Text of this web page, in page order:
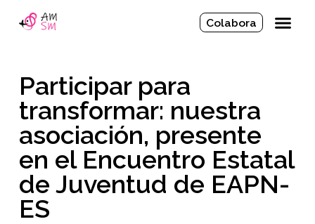
Colabora
Participar para
transformar: nuestra
asociación, presente
en el Encuentro Estatal
de Juventud de EAPN-
ES